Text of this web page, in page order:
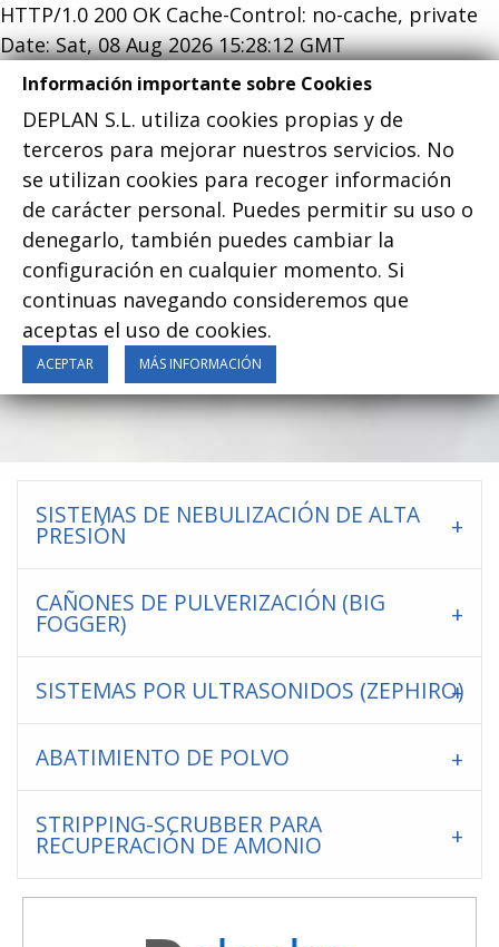
HTTP/1.0 200 OK Cache-Control: no-cache, private
Date: Sat, 08 Aug 2026 15:28:12 GMT
Información importante sobre Cookies
DEPLAN S.L. utiliza cookies propias y de
terceros para mejorar nuestros servicios. No
se utilizan cookies para recoger información
de carácter personal. Puedes permitir su uso o
denegarlo, también puedes cambiar la
configuración en cualquier momento. Si
continuas navegando consideremos que
aceptas el uso de cookies.
ACEPTAR MÁS INFORMACIÓN
Menu
Equipos
SISTEMAS DE NEBULIZACIÓN DE ALTA
PRESIÓN
CAÑONES DE PULVERIZACIÓN (BIG
FOGGER)
SISTEMAS POR ULTRASONIDOS (ZEPHIRO)
ABATIMIENTO DE POLVO
STRIPPING-SCRUBBER PARA
RECUPERACIÓN DE AMONIO